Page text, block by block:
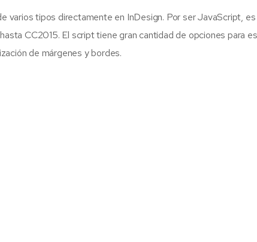
varios tipos directamente en InDesign. Por ser JavaScript,
CC2015. El script tiene gran cantidad de opciones para
de márgenes y bordes.